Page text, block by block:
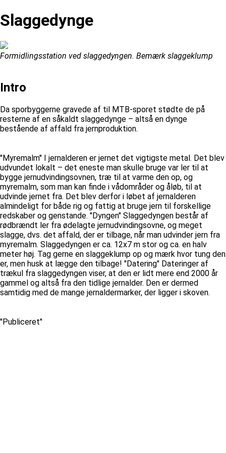
Slaggedynge
Formidlingsstation ved slaggedyngen. Bemærk slaggeklump
Intro
Da sporbyggerne gravede af til MTB-sporet stødte de på
resterne af en såkaldt slaggedynge – altså en dynge
bestående af affald fra jernproduktion.
''Myremalm'' I jernalderen er jernet det vigtigste metal. Det blev
udvundet lokalt – det eneste man skulle bruge var ler til at
bygge jernudvindingsovnen, træ til at varme den op, og
myremalm, som man kan finde i vådområder og åløb, til at
udvinde jernet fra. Det blev derfor i løbet af jernalderen
almindeligt for både rig og fattig at bruge jern til forskellige
redskaber og genstande. ''Dyngen'' Slaggedyngen består af
rødbrændt ler fra ødelagte jernudvindingsovne, og meget
slagge, dvs. det affald, der er tilbage, når man udvinder jern fra
myremalm. Slaggedyngen er ca. 12x7 m stor og ca. en halv
meter høj. Tag gerne en slaggeklump op og mærk hvor tung den
er, men husk at lægge den tilbage! ''Datering'' Dateringer af
trækul fra slaggedyngen viser, at den er lidt mere end 2000 år
gammel og altså fra den tidlige jernalder. Den er dermed
samtidig med de mange jernaldermarker, der ligger i skoven.
''Publiceret''